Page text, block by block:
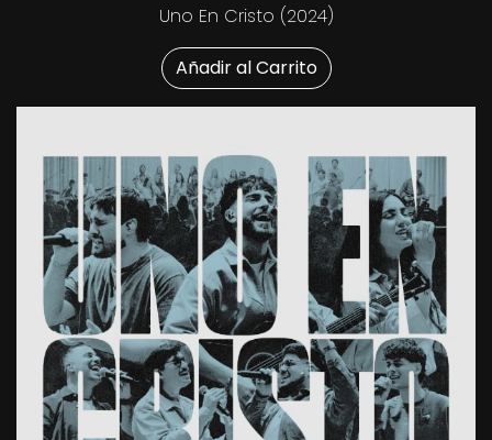
Uno En Cristo (2024)
Añadir al Carrito